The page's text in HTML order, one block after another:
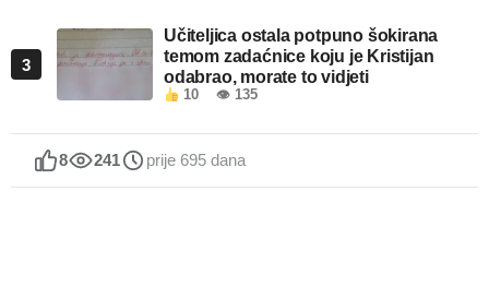
3
Učiteljica ostala potpuno šokirana
temom zadaćnice koju je Kristijan
odabrao, morate to vidjeti
10 👁 135
8 241 prije 695 dana